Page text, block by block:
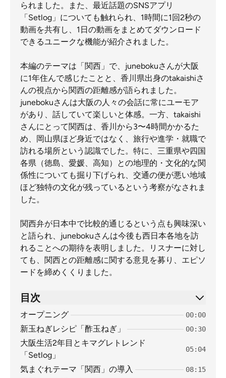
られました。また、最近話題のSNSアプリ
「Setlog」についても触れられ、1時間に1回2秒の
動画を共有し、1日の動画をまとめてダウンロード
できるユニークな機能が紹介されました。
本編のテーマは「関西」で、junebokuさんが大阪
に1年住んで感じたことと、香川県出身のtakaishiさ
んの視点から関西の距離感が語られました。
junebokuさんは大阪の人々の会話に常にユーモア
があり、話していて楽しいと体感。一方、takaishi
さんにとって関西は、香川から3〜4時間かかるた
め、岡山県ほど身近ではなく、旅行や進学・就職で
訪れる場所という認識でした。特に、三重県や四国
各県（徳島、愛媛、高知）との地理的・文化的な関
係性についても掘り下げられ、交通の便が悪い地域
ほど独特の文化が残っているという考察がなされま
した。
関西弁が日本中で比較的通じるという点も興味深い
と語られ、junebokuさんは今後も西日本各地を訪
れることへの期待を表明しました。リスナーに対し
ても、関西との距離感に関する意見を募り、エピソ
ードを締めくくりました。
目次
オープニング 00:00
新玉ねぎレシピ「酢玉ねぎ」 00:30
大阪生活2年目とキマグレトレンド
「Setlog」
05:04
気まぐれテーマ「関西」の導入 08:15